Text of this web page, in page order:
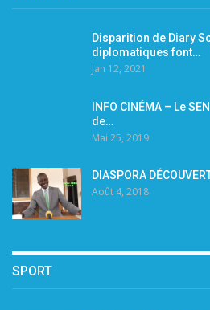
Disparition de Diary
diplomatiques font…
Jan 12, 2021
INFO CINÉMA – Le
de…
Mai 25, 2019
DIASPORA
Août 4, 2018
SPORT